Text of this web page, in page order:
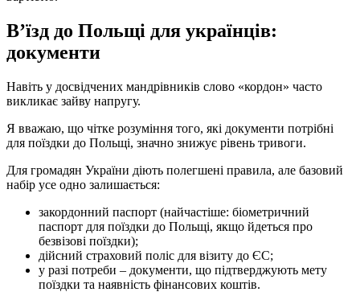
В’їзд до Польщі для українців:
документи
Навіть у досвідчених мандрівників слово «кордон» часто
викликає зайву напругу.
Я вважаю, що чітке розуміння того, які документи потрібні
для поїздки до Польщі, значно знижує рівень тривоги.
Для громадян України діють полегшені правила, але базовий
набір усе одно залишається:
закордонний паспорт (найчастіше: біометричний
паспорт для поїздки до Польщі, якщо йдеться про
безвізові поїздки);
дійсний страховий поліс для візиту до ЄС;
у разі потреби – документи, що підтверджують мету
поїздки та наявність фінансових коштів.